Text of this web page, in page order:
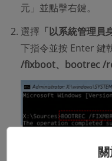
元」並點擊右鍵。
選擇 「以系統管理員
下指令並按 Enter 鍵
/fixboot、bootrec /